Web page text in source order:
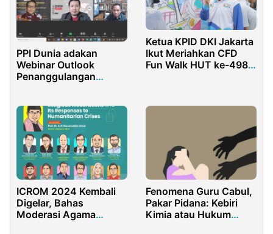
PPI Dunia adakan
Webinar Outlook
Penanggulangan
Ketua KPID DKI Jakarta
Ikut Meriahkan CFD
Fun Walk HUT ke-498
ICROM 2024 Kembali
Digelar, Bahas
Moderasi Agama
Fenomena Guru Cabul,
Pakar Pidana: Kebiri
Kimia atau Hukum